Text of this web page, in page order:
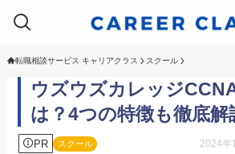
転職相談サービス キャリアクラス スクール
ウズウズカレッジ
は？4つの特徴も徹底解
PR スクール 2024年